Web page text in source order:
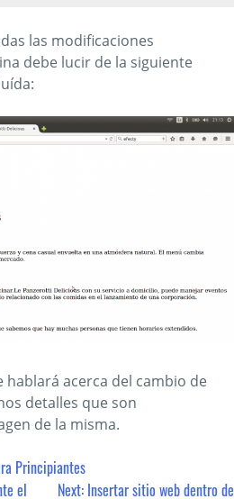
las modificaciones
debe lucir de la siguiente
hablará acerca del cambio de
detalles que son
de la misma.
Principiantes
el Next: Insertar sitio web dentro de